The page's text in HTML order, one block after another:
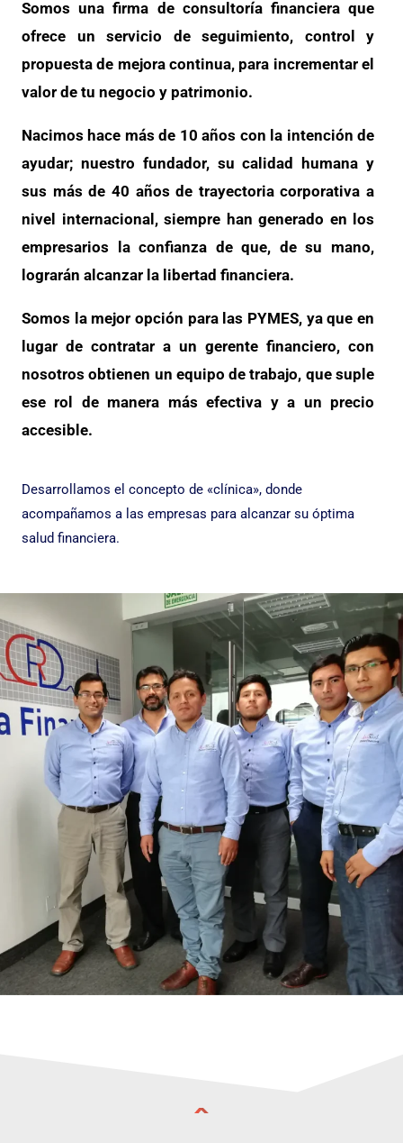
Somos una firma de consultoría financiera que
ofrece un servicio de seguimiento, control y
propuesta de mejora continua, para incrementar el
valor de tu negocio y patrimonio.
Nacimos hace más de 10 años con la intención de
ayudar; nuestro fundador, su calidad humana y
sus más de 40 años de trayectoria corporativa a
nivel internacional, siempre han generado en los
empresarios la confianza de que, de su mano,
lograrán alcanzar la libertad financiera.
Somos la mejor opción para las PYMES, ya que en
lugar de contratar a un gerente financiero, con
nosotros obtienen un equipo de trabajo, que suple
ese rol de manera más efectiva y a un precio
accesible.
Desarrollamos el concepto de «clínica», donde
acompañamos a las empresas para alcanzar su óptima
salud financiera.